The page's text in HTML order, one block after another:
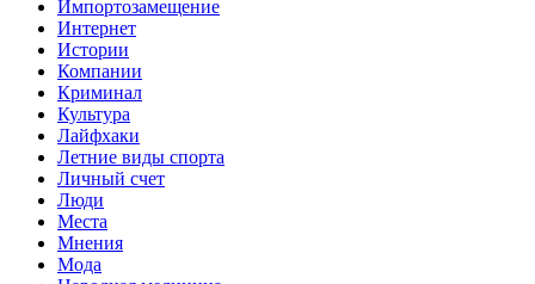
Импортозамещение
Интернет
Истории
Компании
Криминал
Культура
Лайфхаки
Летние виды спорта
Личный счет
Люди
Места
Мнения
Мода